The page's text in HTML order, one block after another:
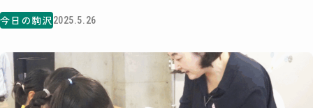
今日の駒沢2025.5.26
COMOREVI Smiles
EVENT & NEWS
COMOREVI MAP
KOMAZAWA Park Quarter